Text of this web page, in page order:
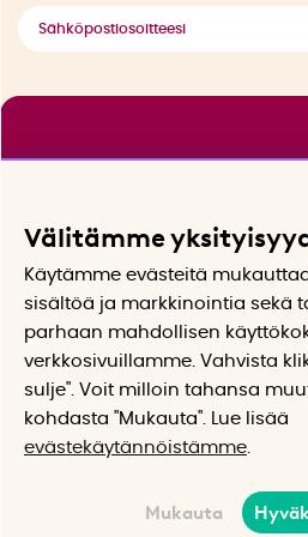
Välitämme
Käytämme evästeitä
sisältöä ja markkinointia sekä
parhaan mahdollisen
verkkosivuillamme. Vahvista
sulje". Voit milloin tahansa
kohdasta "Mukauta". Lue lisää
evästekäytännöistämme
Mukauta